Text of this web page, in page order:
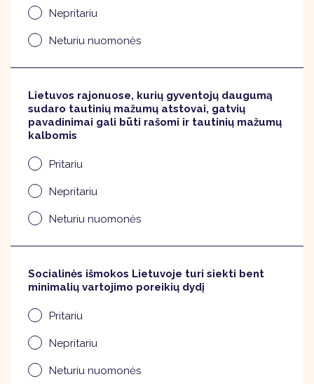
Nepritariu
Neturiu nuomonės
Lietuvos rajonuose, kurių gyventojų daugumą
sudaro tautinių mažumų atstovai, gatvių
pavadinimai gali būti rašomi ir tautinių mažumų
kalbomis
Pritariu
Nepritariu
Neturiu nuomonės
Socialinės išmokos Lietuvoje turi siekti bent
minimalių vartojimo poreikių dydį
Pritariu
Nepritariu
Neturiu nuomonės